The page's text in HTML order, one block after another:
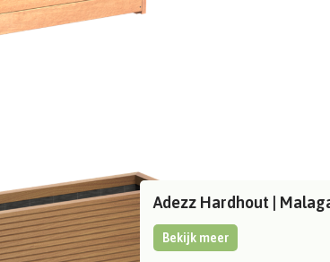
Adezz Hardhout |
Bekijk meer